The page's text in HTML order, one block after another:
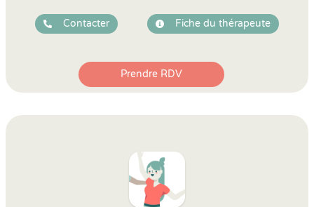
Contacter Fiche du thérapeute
Prendre RDV